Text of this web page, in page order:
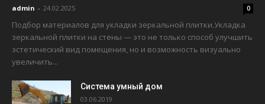
admin - 24.02.2025 0
Подбор материалов для укладки зеркальной плитки.Укладка
зеркальной плитки на стены — это не только способ улучшить
эстетический вид помещения, но и возможность визуально
увеличить...
Система умный дом
03.06.2019